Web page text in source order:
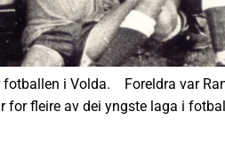
i Volda. Foreldra var
for fleire av dei yngste laga i